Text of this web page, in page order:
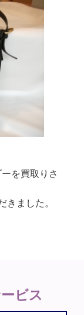
を買取りさ
ました。
ビス